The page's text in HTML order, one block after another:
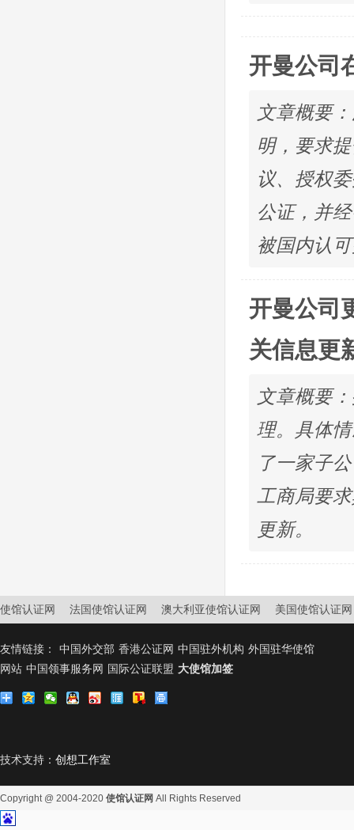
开曼公司
文章概要
明，要求
议、授权
公证，并
被国内认
开曼公司
关信息更
文章概要
理。具体
了一家子
工商局要
更新。
使馆认证网 法国使馆认证网 澳大利亚使馆认证网 美国使馆认证网
友情链接： 中国外交部 香港公证网 中国驻外机构 外国驻华使馆
网站 中国领事服务网 国际公证联盟 大使馆加签
技术支持： 创想工作室
Copyright @ 2004-2020 使馆认证网 All Rights Reserved